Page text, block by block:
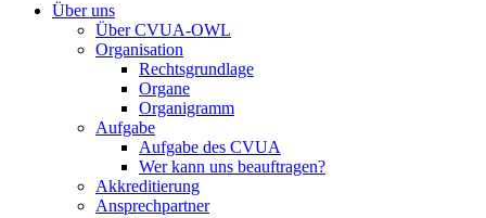
Über uns
Über CVUA-OWL
Organisation
Rechtsgrundlage
Organe
Organigramm
Aufgabe
Aufgabe des CVUA
Wer kann uns beauftragen?
Akkreditierung
Ansprechpartner